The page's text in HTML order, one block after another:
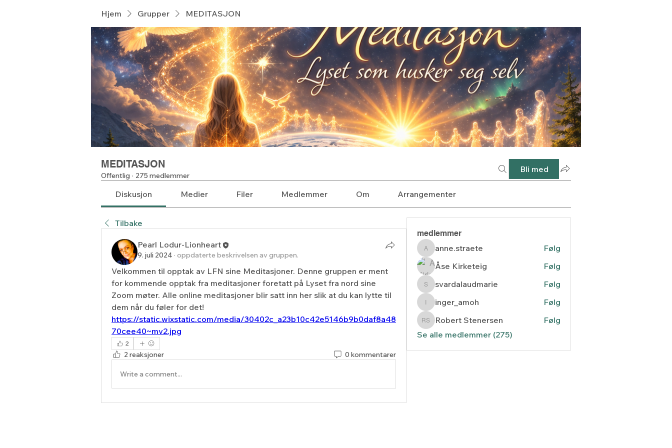
Hjem Grupper MEDITASJON
MEDITASJON
Offentlig · 275 medlemmer
Bli med
Diskusjon Medier Filer Medlemmer Om Arrangementer
Tilbake
Pearl Lodur-Lionheart
9. juli 2024 · oppdaterte beskrivelsen av gruppen.
Velkommen til opptak av LFN sine Meditasjoner. Denne gruppen er ment
for kommende opptak fra meditasjoner foretatt på Lyset fra nord sine
Zoom møter. Alle online meditasjoner blir satt inn her slik at du kan lytte til
https://static.wixstatic.com/media/30402c_a23b10c42e5146b9b0daf8a48
70cee40~mv2.jpg
2
2 reaksjoner 0 kommentarer
Write a comment...
medlemmer
anne.straete
anne.straete
Følg
Åse Kirketeig
Følg
svardalaudmarie
svardalaudmarie Følg
inger_amoh
inger_amoh Følg
Robert Stenersen
Robert Stenersen
Følg
Se alle medlemmer (275)